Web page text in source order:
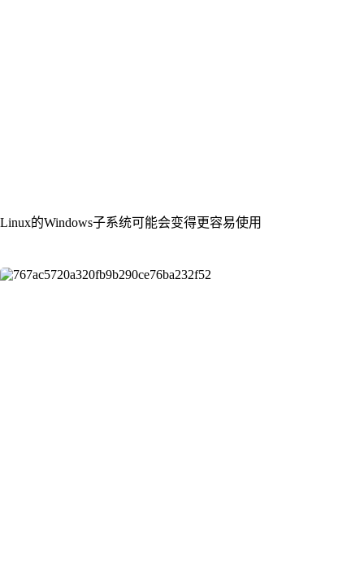
Linux的Windows子系统可能会变得更容易使用